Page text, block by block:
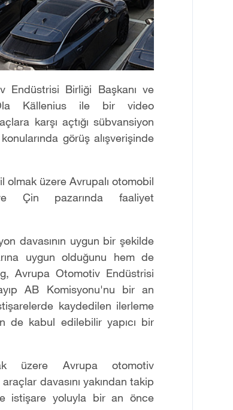
Endüstrisi Birliği Başkanı ve
Källenius ile bir video
karşı açtığı sübvansiyon
görüş alışverişinde
üzere Avrupalı otomobil
Çin pazarında faaliyet
davasının uygun bir şekilde
uygun olduğunu hem de
Avrupa Otomotiv Endüstrisi
AB Komisyonu'nu bir an
kaydedilen ilerleme
de kabul edilebilir yapıcı bir
üzere Avrupa otomotiv
davasını yakından takip
istişare yoluyla bir an önce